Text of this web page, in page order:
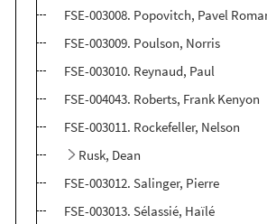
FSE-003008. Popovitch, Pavel
FSE-003009. Poulson, Norris
FSE-003010. Reynaud, Paul
FSE-004043. Roberts, Frank Kenyon
FSE-003011. Rockefeller, Nelson
Rusk, Dean
FSE-003012. Salinger, Pierre
FSE-003013. Sélassié, Haïlé